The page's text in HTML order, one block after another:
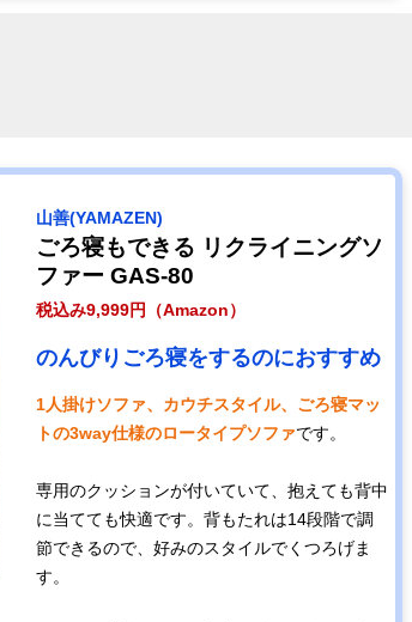
山善(YAMAZEN)
ごろ寝もできる リクライニングソ
ファー GAS-80
税込み9,999円（Amazon）
のんびりごろ寝をするのにおすすめ
1人掛けソファ、カウチスタイル、ごろ寝マッ
トの3way仕様のロータイプソファです。
専用のクッションが付いていて、抱えても背中
に当てても快適です。背もたれは14段階で調
節できるので、好みのスタイルでくつろげま
す。